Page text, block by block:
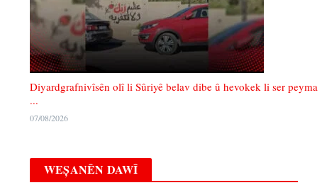
Diyardgrafnivîsên olî li Sûriyê belav dibe û hevokek li ser peyma
...
07/08/2026
WEȘANÊN DAWÎ